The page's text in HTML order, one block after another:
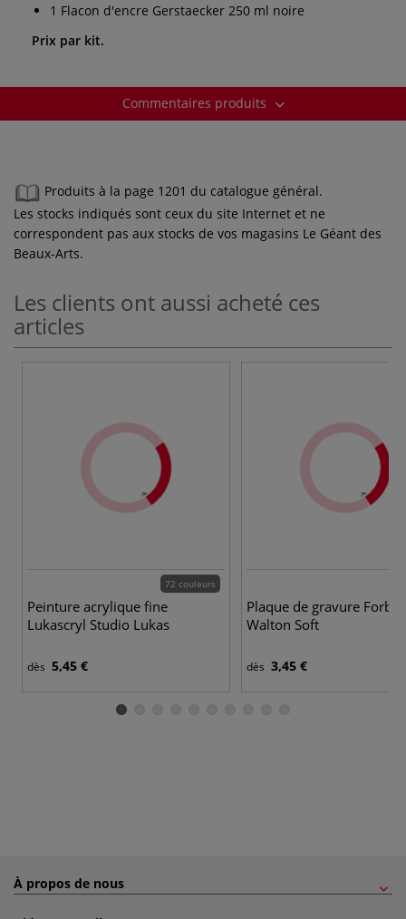
1 Flacon d'encre Gerstaecker 250 ml noire
Prix par kit.
Commentaires produits
Produits à la page 1201 du catalogue général.
Les stocks indiqués sont ceux du site Internet et ne
correspondent pas aux stocks de vos magasins Le Géant des
Beaux-Arts.
Les clients ont aussi acheté ces
articles
72 couleurs
Peinture acrylique fine
Lukascryl Studio Lukas
dès 5,45 €
Plaque de gravure Forbo
Walton Soft
dès 3,45 €
À propos de nous